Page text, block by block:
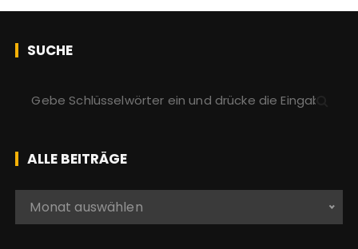
SUCHE
h
e
n
c
ALLE BEITRÄGE
Monat auswählen